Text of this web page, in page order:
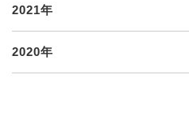
2021年
2020年